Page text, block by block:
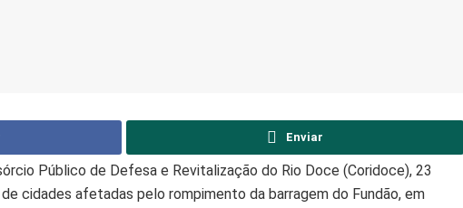
Enviar
Público de Defesa e Revitalização do Rio Doce (Coridoce), 23
cidades afetadas pelo rompimento da barragem do Fundão, em